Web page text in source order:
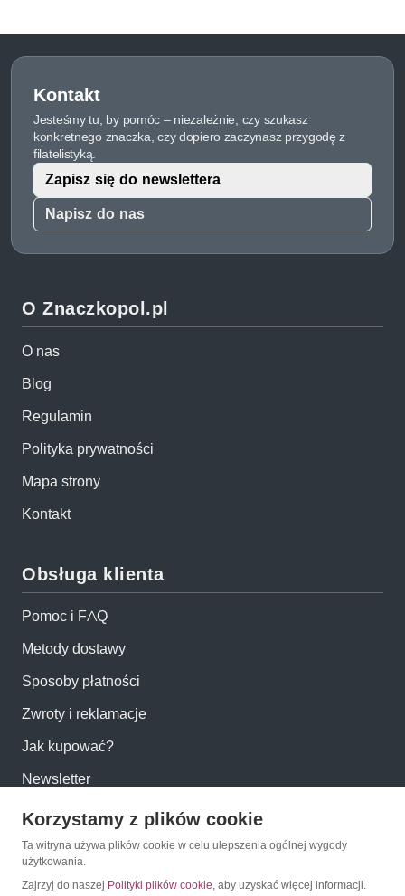
Kontakt
Jesteśmy tu, by pomóc – niezależnie, czy szukasz
konkretnego znaczka, czy dopiero zaczynasz przygodę z
filatelistyką.
Napisz do nas
Zapisz się do newslettera
O Znaczkopol.pl
O nas
Blog
Regulamin
Polityka prywatności
Mapa strony
Kontakt
Obsługa klienta
Pomoc i FAQ
Metody dostawy
Sposoby płatności
Zwroty i reklamacje
Jak kupować?
Newsletter
Konto
Moje konto
Korzystamy z plików cookie
Ta witryna używa plików cookie w celu ulepszenia ogólnej wygody
użytkowania.
Zajrzyj do naszej Polityki plików cookie, aby uzyskać więcej informacji.